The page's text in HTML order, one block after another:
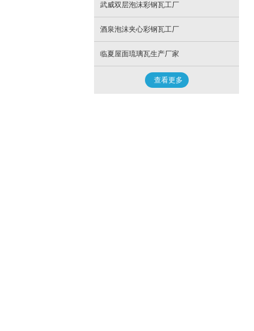
武威双层泡沫彩钢瓦工厂
酒泉泡沫夹心彩钢瓦工厂
临夏屋面琉璃瓦生产厂家
查看更多